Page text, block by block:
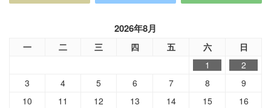
2026年8月
一 二 三 四 五 六 日
1
2
3
4 5 6 7 8
9
10
11 12 13 14 15
16